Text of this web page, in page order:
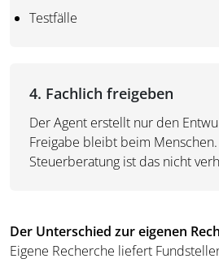
Testfälle
4. Fachlich freigeben
Der Agent erstellt nur den
Freigabe bleibt beim
Steuerberatung ist das nicht
Der Unterschied zur eigenen
Eigene Recherche liefert